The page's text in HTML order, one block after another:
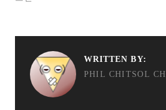
WRITTEN BY:
PHIL CHITSOL